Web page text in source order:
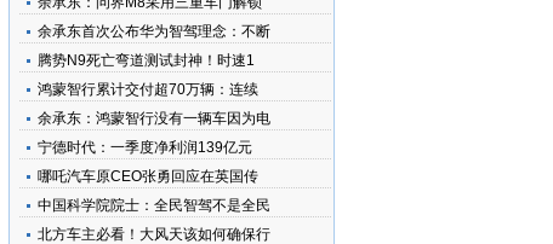
余承东首次公布华为智驾理念：不断
腾势N9死亡弯道测试封神！时速1
鸿蒙智行累计交付超70万辆：连续
余承东：鸿蒙智行没有一辆车因为电
宁德时代：一季度净利润139亿元
哪吒汽车原CEO张勇回应在英国传
中国科学院院士：全民智驾不是全民
北方车主必看！大风天该如何确保行